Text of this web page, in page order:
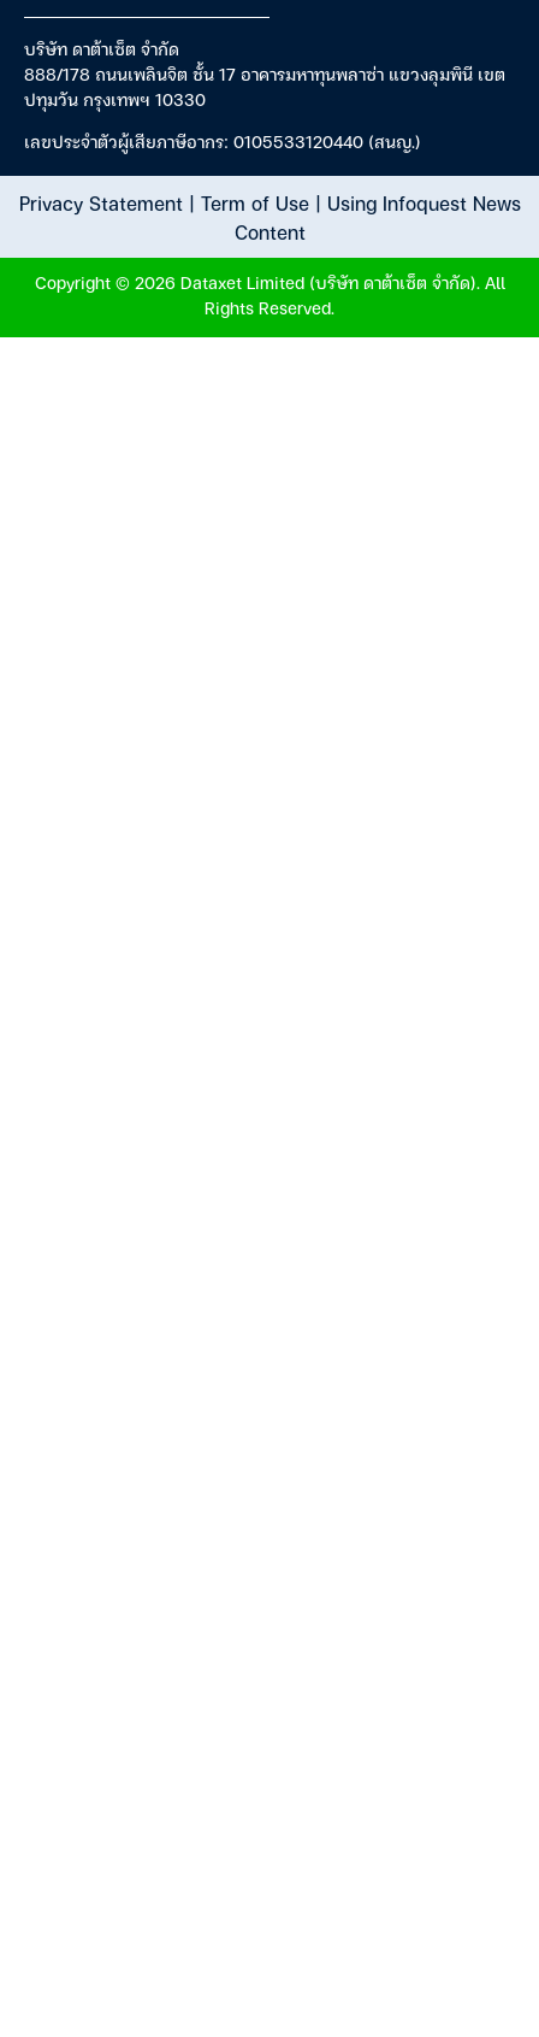
บริษัท ดาต้าเซ็ต จำกัด
888/178 ถนนเพลินจิต ชั้น 17 อาคารมหาทุนพลาซ่า แขวงลุมพินี เขต
ปทุมวัน กรุงเทพฯ 10330
เลขประจำตัวผู้เสียภาษีอากร: 0105533120440 (สนญ.)
Privacy Statement| Term of Use| Using Infoquest News
Content
Copyright © 2026 Dataxet Limited (บริษัท ดาต้าเซ็ต จำกัด). All
Rights Reserved.